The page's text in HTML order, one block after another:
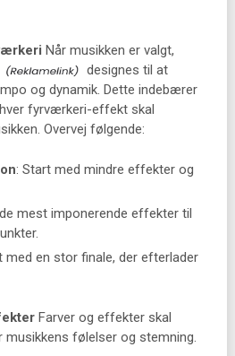
Når musikken er valgt,
designes til at
og dynamik. Dette indebærer
fyrværkeri-effekt skal
Overvej følgende:
: Start med mindre effekter og
mest imponerende effekter til
med en stor finale, der efterlader
Farver og effekter skal
følelser og stemning.